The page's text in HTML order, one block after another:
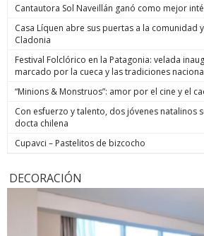
Cantautora Sol Naveillán ganó como mejor
Casa Líquen abre sus puertas a la comunidad
Cladonia
Festival Folclórico en la Patagonia: velada
marcado por la cueca y las tradiciones
“Minions & Monstruos”: amor por el cine y el
Con esfuerzo y talento, dos jóvenes natalinos
docta chilena
Cupavci – Pastelitos de bizcocho
DECORACIÓN